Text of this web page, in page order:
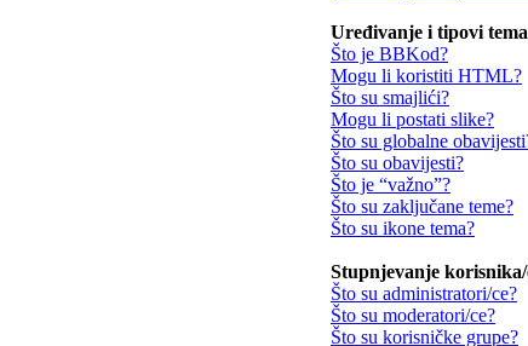
Uređivanje i tipovi tema
Što je BBKod?
Mogu li koristiti HTML?
Što su smajlići?
Mogu li postati slike?
Što su globalne
Što su obavijesti?
Što je “važno”?
Što su zaključane teme?
Što su ikone tema?
Stupnjevanje
Što su administratori/ce?
Što su moderatori/ce?
Što su korisničke grupe?